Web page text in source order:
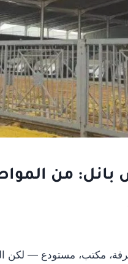
من
مكتب، مستودع — لكن